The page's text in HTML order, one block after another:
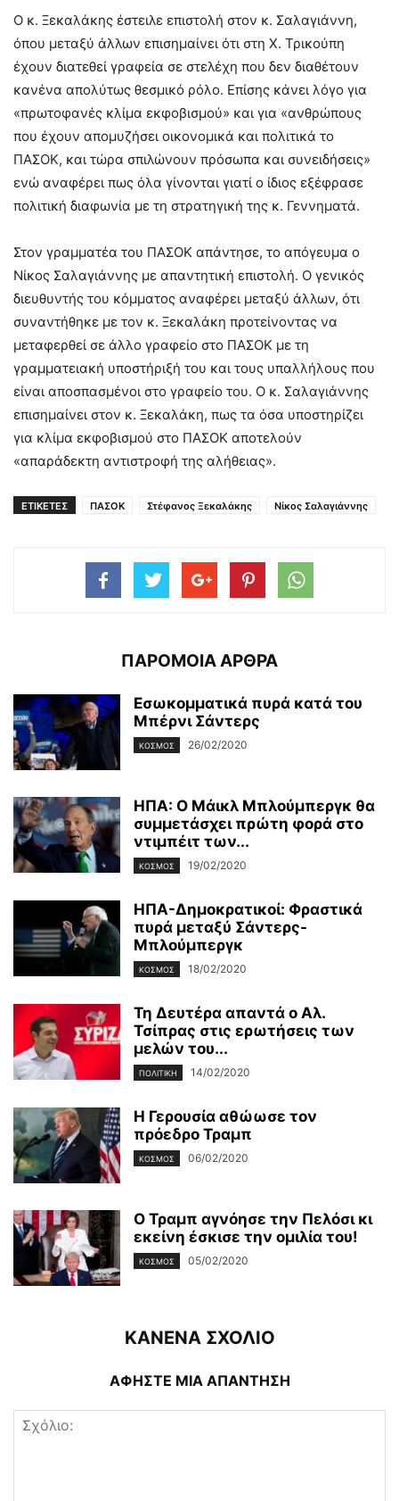
Ο κ. Ξεκαλάκης έστειλε επιστολή στον κ. Σαλαγιάννη,
όπου μεταξύ άλλων επισημαίνει ότι στη Χ. Τρικούπη
έχουν διατεθεί γραφεία σε στελέχη που δεν διαθέτουν
κανένα απολύτως θεσμικό ρόλο. Επίσης κάνει λόγο για
«πρωτοφανές κλίμα εκφοβισμού» και για «ανθρώπους
που έχουν απομυζήσει οικονομικά και πολιτικά το
ΠΑΣΟΚ, και τώρα σπιλώνουν πρόσωπα και συνειδήσεις»
ενώ αναφέρει πως όλα γίνονται γιατί ο ίδιος εξέφρασε
πολιτική διαφωνία με τη στρατηγική της κ. Γεννηματά.
Στον γραμματέα του ΠΑΣΟΚ απάντησε, το απόγευμα ο
Νίκος Σαλαγιάννης με απαντητική επιστολή. Ο γενικός
διευθυντής του κόμματος αναφέρει μεταξύ άλλων, ότι
συναντήθηκε με τον κ. Ξεκαλάκη προτείνοντας να
μεταφερθεί σε άλλο γραφείο στο ΠΑΣΟΚ με τη
γραμματειακή υποστήριξή του και τους υπαλλήλους που
είναι αποσπασμένοι στο γραφείο του. Ο κ. Σαλαγιάννης
επισημαίνει στον κ. Ξεκαλάκη, πως τα όσα υποστηρίζει
για κλίμα εκφοβισμού στο ΠΑΣΟΚ αποτελούν
«απαράδεκτη αντιστροφή της αλήθειας».
ΕΤΙΚΕΤΕΣ ΠΑΣΟΚ Στέφανος Ξεκαλάκης Νίκος Σαλαγιάννης
ΠΑΡΟΜΟΙΑ ΑΡΘΡΑ
Εσωκομματικά πυρά κατά του
Μπέρνι Σάντερς
ΚΌΣΜΟΣ 26/02/2020
ΗΠΑ: Ο Μάικλ Μπλούμπεργκ θα
συμμετάσχει πρώτη φορά στο
ντιμπέιτ των...
ΚΌΣΜΟΣ 19/02/2020
ΗΠΑ-Δημοκρατικοί: Φραστικά
πυρά μεταξύ Σάντερς-
Μπλούμπεργκ
ΚΌΣΜΟΣ 18/02/2020
Τη Δευτέρα απαντά ο Αλ.
Τσίπρας στις ερωτήσεις των
μελών του...
ΠΟΛΙΤΙΚΉ 14/02/2020
Η Γερουσία αθώωσε τον
πρόεδρο Τραμπ
ΚΌΣΜΟΣ 06/02/2020
Ο Τραμπ αγνόησε την Πελόσι κι
εκείνη έσκισε την ομιλία του!
ΚΌΣΜΟΣ 05/02/2020
ΚΑΝΕΝΑ ΣΧΟΛΙΟ
ΑΦΗΣΤΕ ΜΙΑ ΑΠΑΝΤΗΣΗ